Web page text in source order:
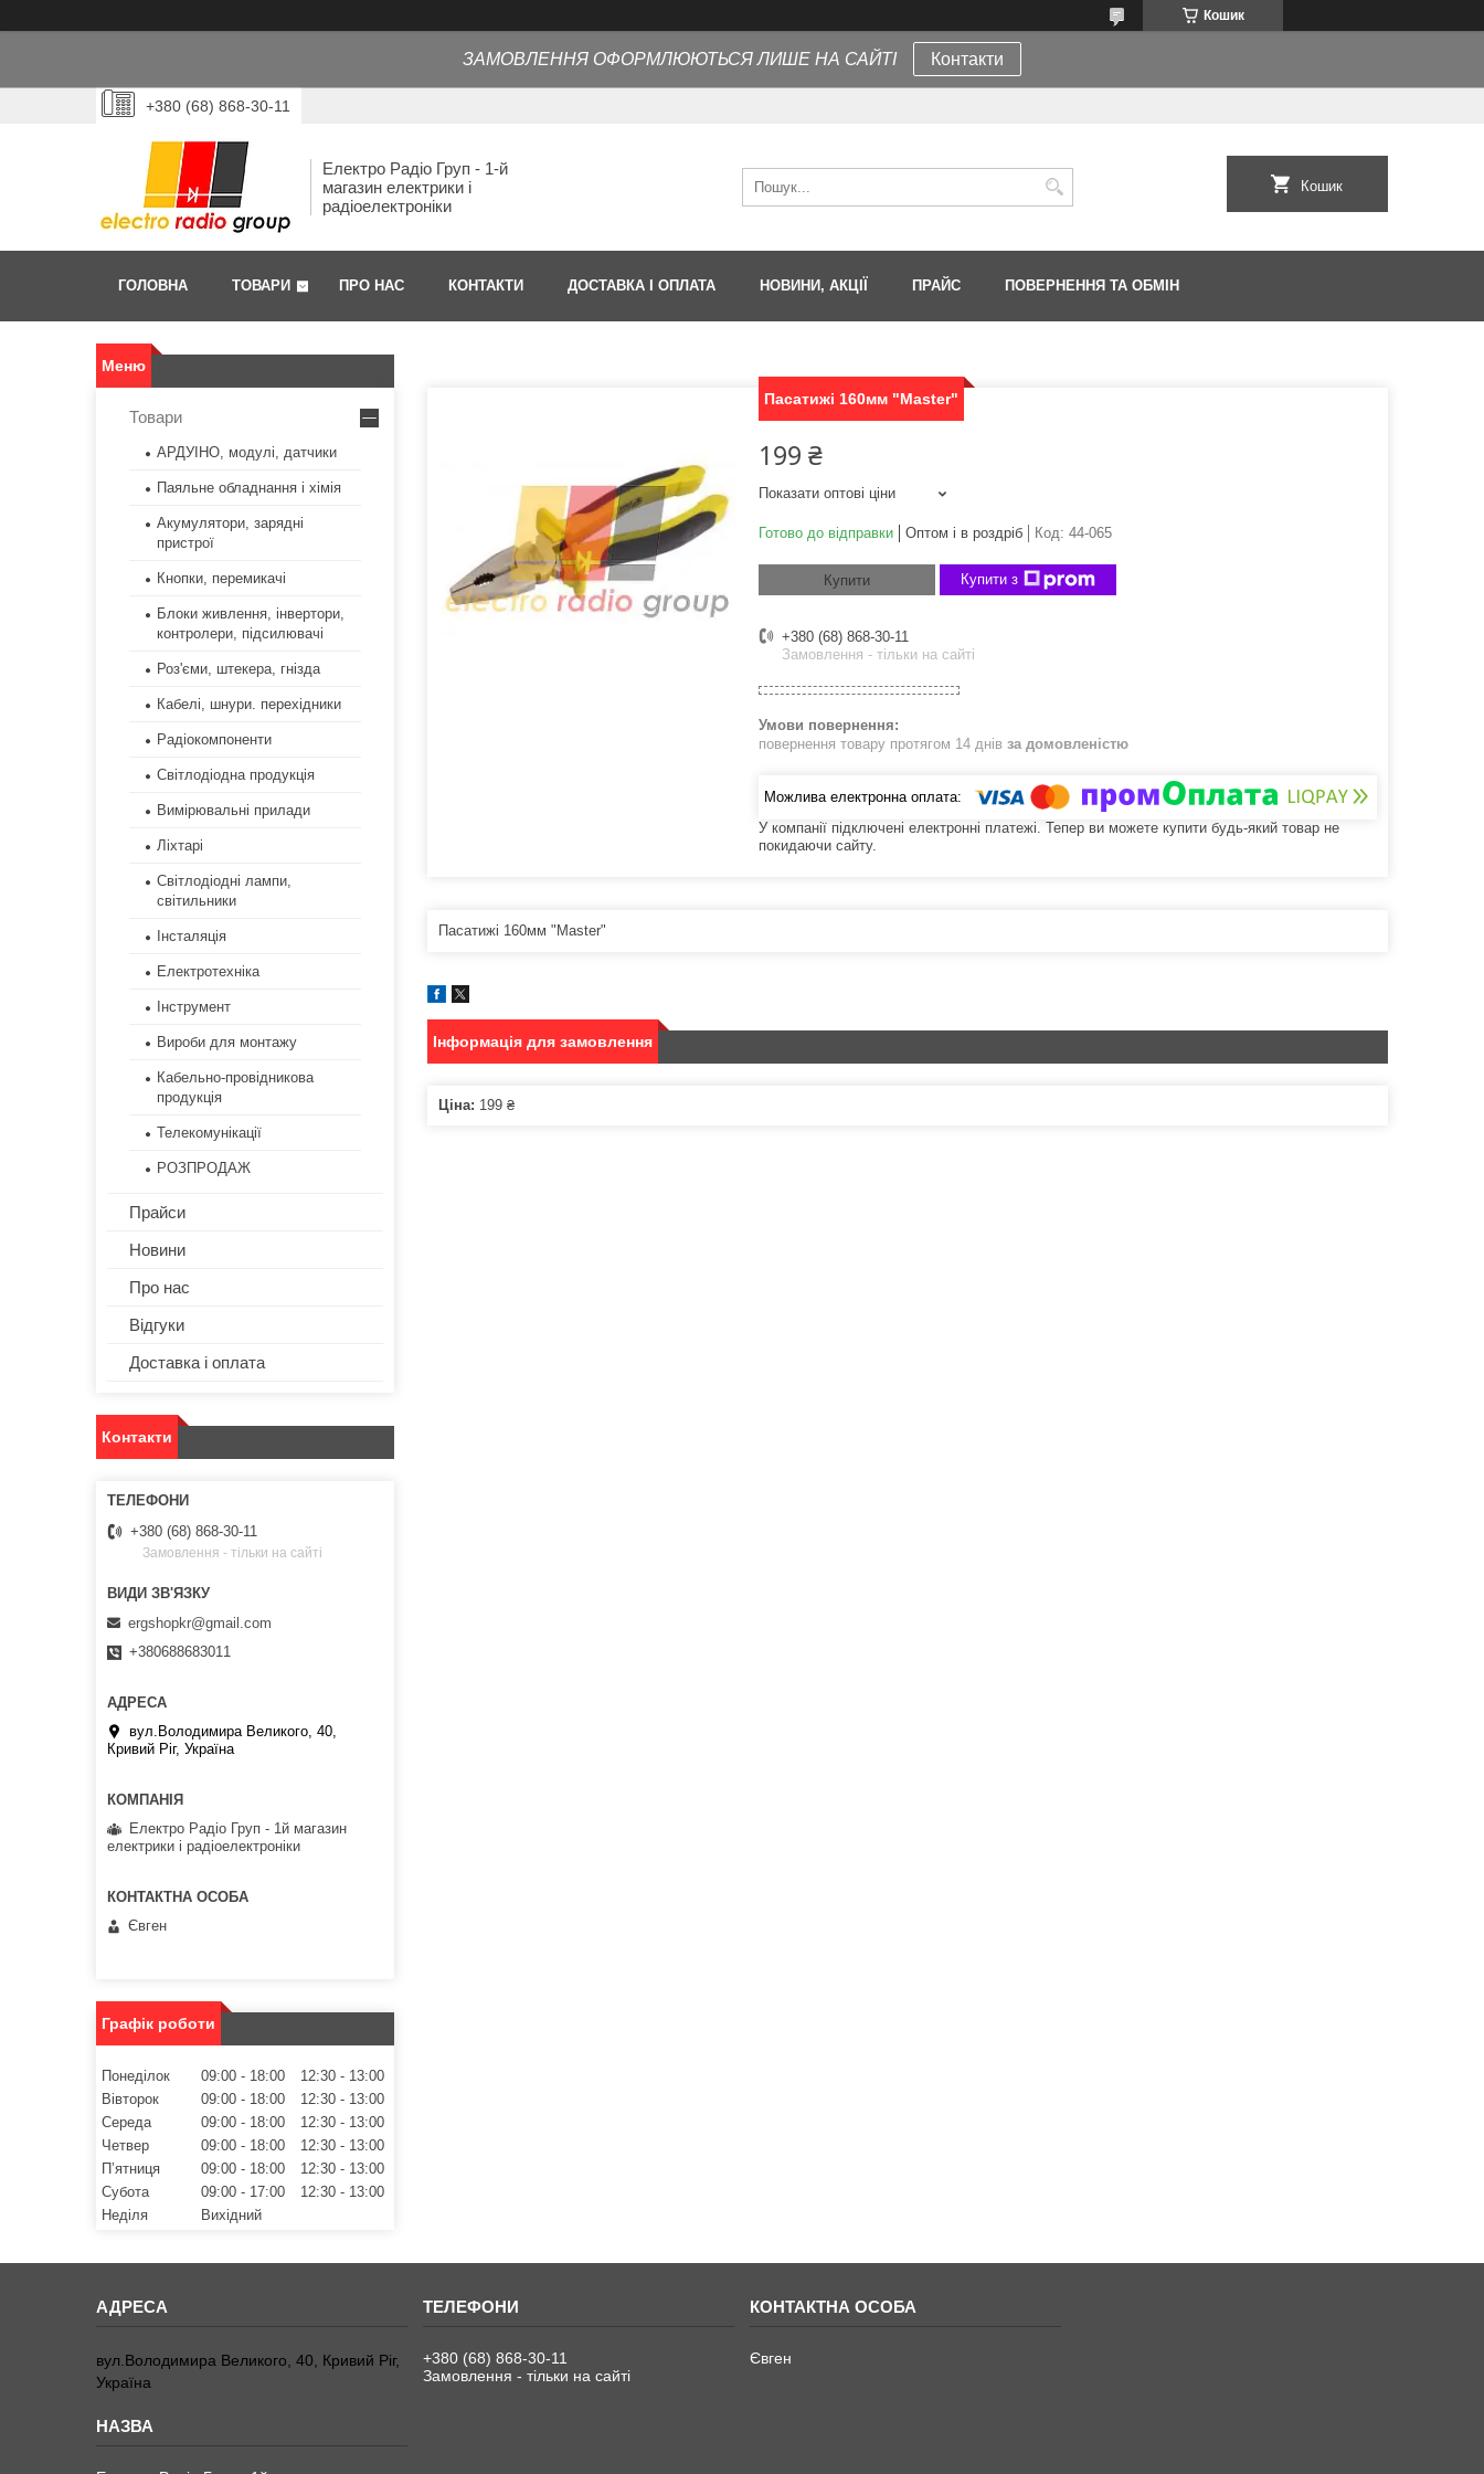
Кошик
ЗАМОВЛЕННЯ ОФОРМЛЮЮТЬСЯ ЛИШЕ НА САЙТІ Контакти
+380 (68) 868-30-11
Електро Радіо Груп - 1-й
магазин електрики і
радіоелектроніки
Кошик
ГОЛОВНА ТОВАРИ ПРО НАС КОНТАКТИ ДОСТАВКА І ОПЛАТА НОВИНИ, АКЦІЇ ПРАЙС ПОВЕРНЕННЯ ТА ОБМІН
Пасатижі 160мм "Master"
199 ₴
Показати оптові ціни
Готово до відправки Оптом і в роздріб Код: 44-065
Купити Купити з
+380 (68) 868-30-11
Замовлення - тільки на сайті
повернення товару протягом 14 днів за домовленістю
У компанії підключені електронні платежі. Тепер ви можете купити будь-який товар не
покидаючи сайту.
Пасатижі 160мм "Master"
Інформація для замовлення
Ціна: 199 ₴
Товари
АРДУІНО, модулі, датчики
Паяльне обладнання і хімія
Акумулятори, зарядні
пристрої
Кнопки, перемикачі
Блоки живлення, інвертори,
контролери, підсилювачі
Роз'єми, штекера, гнізда
Кабелі, шнури. перехідники
Радіокомпоненти
Світлодіодна продукція
Вимірювальні прилади
Ліхтарі
Світлодіодні лампи,
світильники
Інсталяція
Електротехніка
Інструмент
Вироби для монтажу
Кабельно-провідникова
продукція
Телекомунікації
РОЗПРОДАЖ
Прайси
Новини
Про нас
Відгуки
Доставка і оплата
Контакти
+380 (68) 868-30-11
Замовлення - тільки на сайті
ergshopkr@gmail.com
+380688683011
вул.Володимира Великого, 40,
Кривий Ріг, Україна
Електро Радіо Груп - 1й магазин
електрики і радіоелектроніки
Євген
Графік роботи
Понеділок 09:00 18:00 12:30
13:00
Вівторок
09:00 18:00 12:30
13:00
Середа
09:00 18:00 12:30
13:00
Четвер
09:00 18:00 12:30
13:00
Пʼятниця
09:00 18:00 12:30
13:00
Субота
09:00 17:00 12:30
13:00
Неділя
Вихідний
вул.Володимира Великого, 40, Кривий Ріг,
Україна
+380 (68) 868-30-11
Замовлення - тільки на сайті
Євген